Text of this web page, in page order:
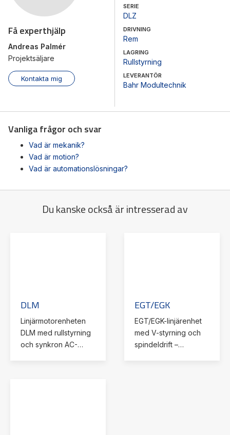
Få experthjälp
Andreas Palmér
Projektsäljare
Kontakta mig
SERIE
DLZ
DRIVNING
Rem
LAGRING
Rullstyrning
LEVERANTÖR
Bahr Modultechnik
Vanliga frågor och svar
Vad är mekanik?
Vad är motion?
Vad är automationslösningar?
Du kanske också är intresserad av
DLM
Linjärmotorenheten
DLM med rullstyrning
och synkron AC-
EGT/EGK
EGT/EGK-linjärenhet
med V-styrning och
spindeldrift –